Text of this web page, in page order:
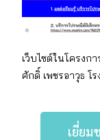
เว็บไซต์ในโครงก
ศักดิ์ เพชรอาวุธ โ
เยี่ยม